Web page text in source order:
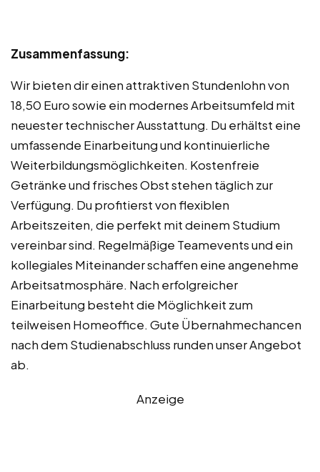
Zusammenfassung:
Wir bieten dir einen attraktiven Stundenlohn von
18,50 Euro sowie ein modernes Arbeitsumfeld mit
neuester technischer Ausstattung. Du erhältst eine
umfassende Einarbeitung und kontinuierliche
Weiterbildungsmöglichkeiten. Kostenfreie
Getränke und frisches Obst stehen täglich zur
Verfügung. Du profitierst von flexiblen
Arbeitszeiten, die perfekt mit deinem Studium
vereinbar sind. Regelmäßige Teamevents und ein
kollegiales Miteinander schaffen eine angenehme
Arbeitsatmosphäre. Nach erfolgreicher
Einarbeitung besteht die Möglichkeit zum
teilweisen Homeoffice. Gute Übernahmechancen
nach dem Studienabschluss runden unser Angebot
ab.
Anzeige